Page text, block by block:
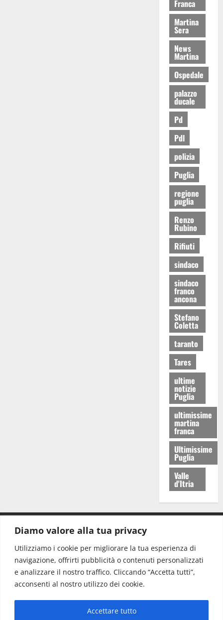
Diamo valore alla tua privacy
Utilizziamo i cookie per migliorare la tua esperienza di
navigazione, offrirti pubblicità o contenuti personalizzati
e analizzare il nostro traffico. Cliccando “Accetta tutti”,
acconsenti al nostro utilizzo dei cookie.
Accettare tutto
Franca
Martina
Sera
News
Martina
Ospedale
palazzo
ducale
Pd
Pdl
polizia
Puglia
regione
puglia
Renzo
Rubino
Rifiuti
sindaco
sindaco
franco
ancona
Stefano
Coletta
taranto
Tares
ultime
notizie
Puglia
ultimissime
martina
franca
Ultimissime
Puglia
Valle
d'Itria
Redazione: redazione@www.martinasera.it
Direttore:direttore@www.martinasera.it
Info & Commerciale:info@www.martinasera.it